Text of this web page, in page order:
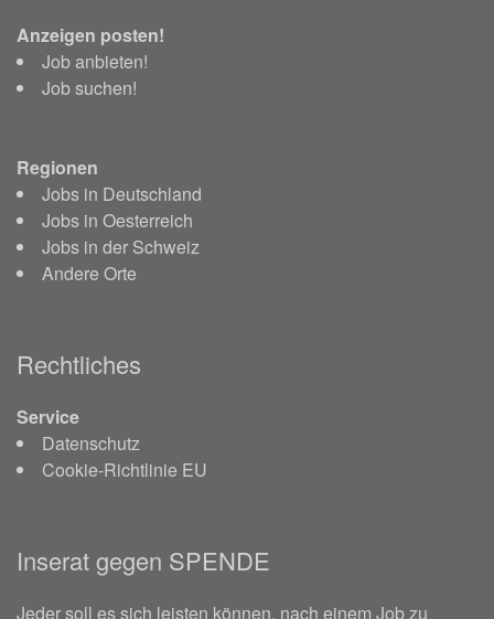
Anzeigen posten!
Job anbieten!
Job suchen!
Regionen
Jobs in Deutschland
Jobs in Oesterreich
Jobs in der Schweiz
Andere Orte
Rechtliches
Service
Datenschutz
Cookie-Richtlinie EU
Inserat gegen SPENDE
Jeder soll es sich leisten können, nach einem Job zu